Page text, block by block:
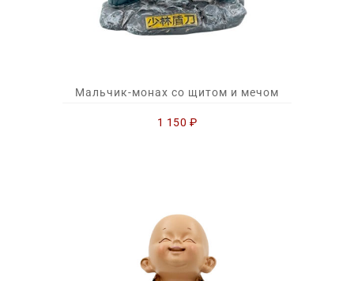
Мальчик-монах со щитом и мечом
1 150 ₽